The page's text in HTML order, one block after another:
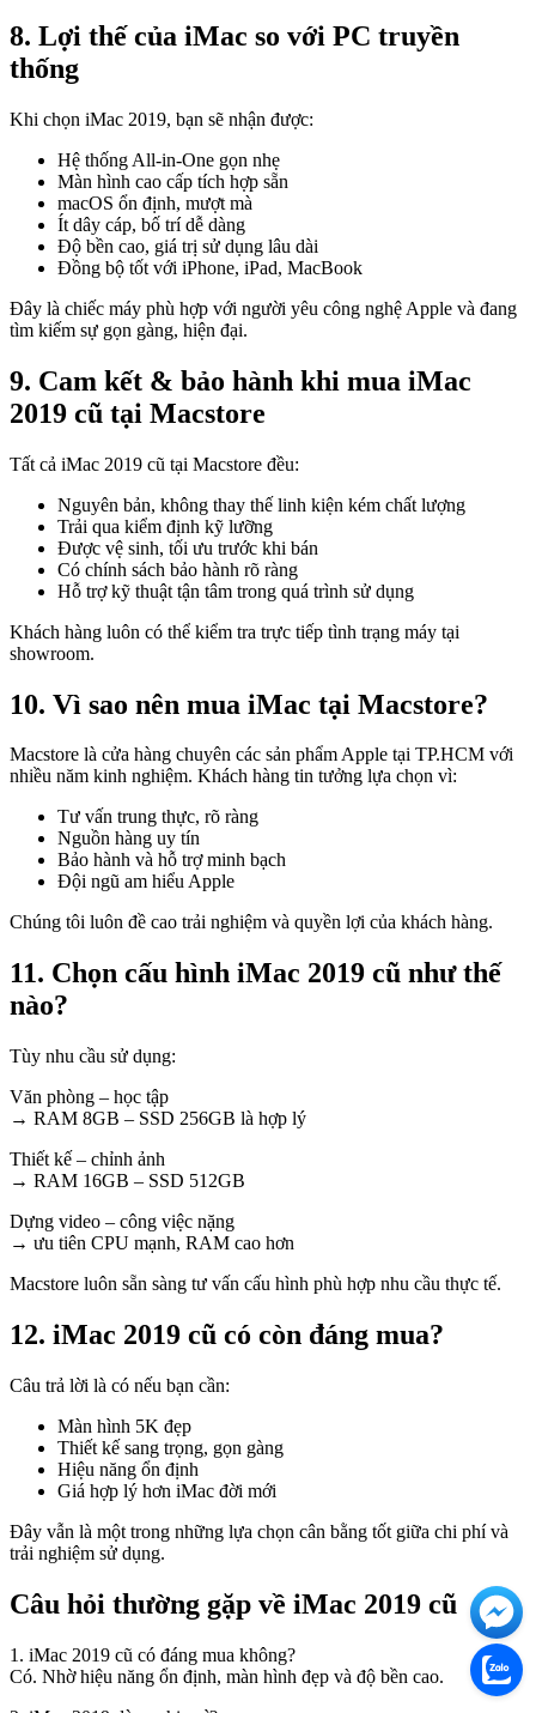
8. Lợi thế của iMac so với PC truyền
thống
Khi chọn iMac 2019, bạn sẽ nhận được:
Hệ thống All-in-One gọn nhẹ
Màn hình cao cấp tích hợp sẵn
macOS ổn định, mượt mà
Ít dây cáp, bố trí dễ dàng
Độ bền cao, giá trị sử dụng lâu dài
Đồng bộ tốt với iPhone, iPad, MacBook
Đây là chiếc máy phù hợp với người yêu công nghệ Apple và đang
tìm kiếm sự gọn gàng, hiện đại.
9. Cam kết & bảo hành khi mua iMac
2019 cũ tại Macstore
Tất cả iMac 2019 cũ tại Macstore đều:
Nguyên bản, không thay thế linh kiện kém chất lượng
Trải qua kiểm định kỹ lưỡng
Được vệ sinh, tối ưu trước khi bán
Có chính sách bảo hành rõ ràng
Hỗ trợ kỹ thuật tận tâm trong quá trình sử dụng
Khách hàng luôn có thể kiểm tra trực tiếp tình trạng máy tại
showroom.
10. Vì sao nên mua iMac tại Macstore?
Macstore là cửa hàng chuyên các sản phẩm Apple tại TP.HCM với
nhiều năm kinh nghiệm. Khách hàng tin tưởng lựa chọn vì:
Tư vấn trung thực, rõ ràng
Nguồn hàng uy tín
Bảo hành và hỗ trợ minh bạch
Đội ngũ am hiểu Apple
Chúng tôi luôn đề cao trải nghiệm và quyền lợi của khách hàng.
11. Chọn cấu hình iMac 2019 cũ như thế
nào?
Tùy nhu cầu sử dụng:
Văn phòng – học tập
→ RAM 8GB – SSD 256GB là hợp lý
Thiết kế – chỉnh ảnh
→ RAM 16GB – SSD 512GB
Dựng video – công việc nặng
→ ưu tiên CPU mạnh, RAM cao hơn
Macstore luôn sẵn sàng tư vấn cấu hình phù hợp nhu cầu thực tế.
12. iMac 2019 cũ có còn đáng mua?
Câu trả lời là có nếu bạn cần:
Màn hình 5K đẹp
Thiết kế sang trọng, gọn gàng
Hiệu năng ổn định
Giá hợp lý hơn iMac đời mới
Đây vẫn là một trong những lựa chọn cân bằng tốt giữa chi phí và
trải nghiệm sử dụng.
Câu hỏi thường gặp về iMac 2019 cũ
1. iMac 2019 cũ có đáng mua không?
Có. Nhờ hiệu năng ổn định, màn hình đẹp và độ bền cao.